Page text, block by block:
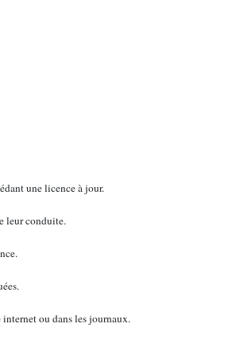
une licence à jour.
leur conduite.
ou dans les journaux.